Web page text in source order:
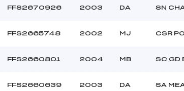
FFS2670926 2003 DA SN
FFS2665748 2002 MJ CSR
FFS2660801 2004 MB SC GD
FFS2660639 2003 DA SA